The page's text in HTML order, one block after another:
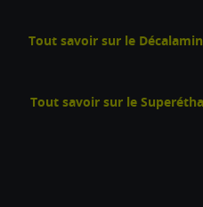
Tout savoir sur le
Tout savoir sur le